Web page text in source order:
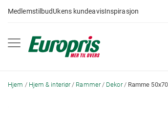
til
MedlemstilbudUkens kundeavisInspirasjon
Hjem Hjem & interiør Rammer Dekor Ramme